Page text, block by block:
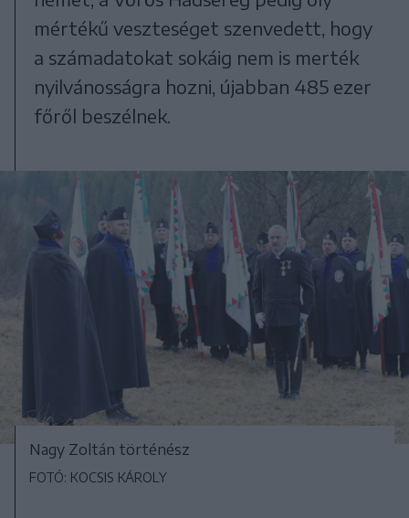
mértékű veszteséget szenvedett, hogy
a számadatokat sokáig nem is merték
nyilvánosságra hozni, újabban 485 ezer
főről beszélnek.
Nagy Zoltán történész
FOTÓ: KOCSIS KÁROLY